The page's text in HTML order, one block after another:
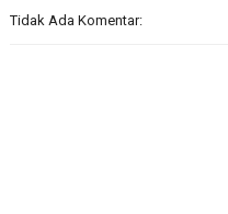
Tidak Ada Komentar: